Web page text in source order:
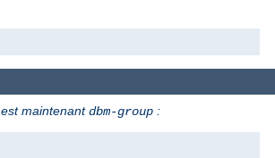
est maintenantdbm-group :